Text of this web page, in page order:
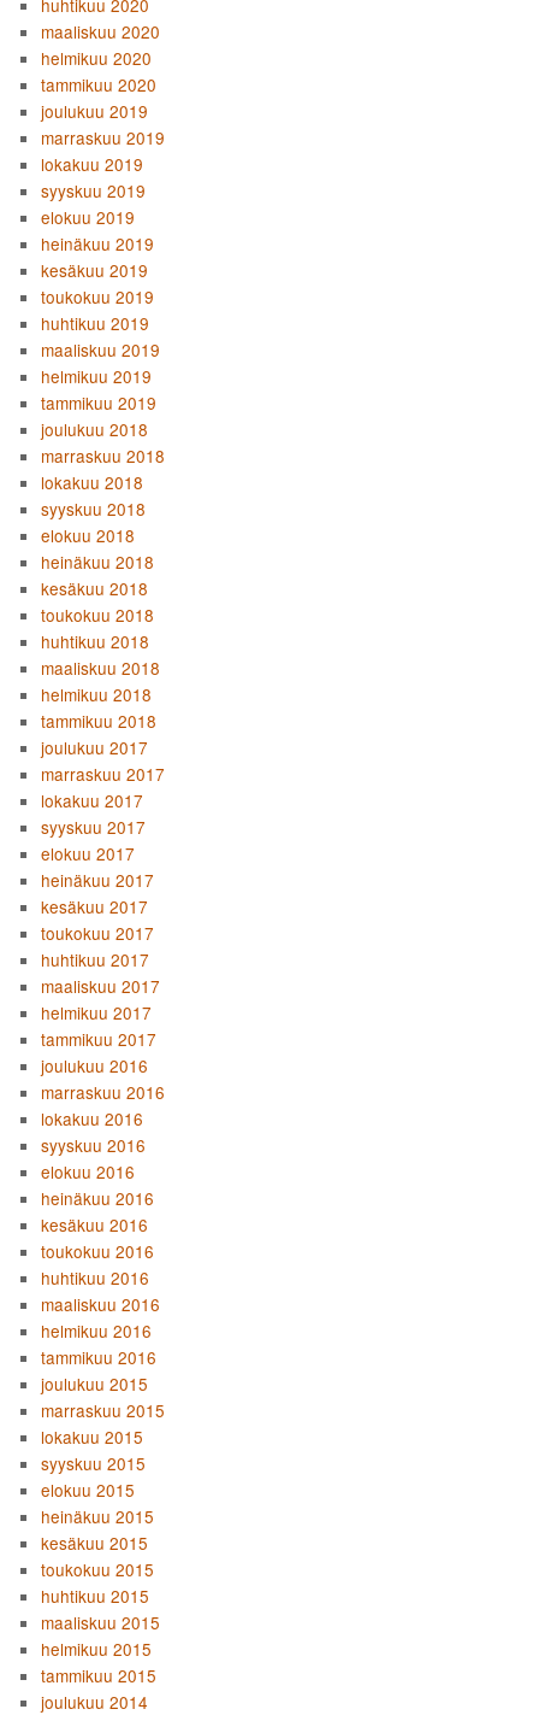
maaliskuu 2020
helmikuu 2020
tammikuu 2020
joulukuu 2019
marraskuu 2019
lokakuu 2019
syyskuu 2019
elokuu 2019
heinäkuu 2019
kesäkuu 2019
toukokuu 2019
huhtikuu 2019
maaliskuu 2019
helmikuu 2019
tammikuu 2019
joulukuu 2018
marraskuu 2018
lokakuu 2018
syyskuu 2018
elokuu 2018
heinäkuu 2018
kesäkuu 2018
toukokuu 2018
huhtikuu 2018
maaliskuu 2018
helmikuu 2018
tammikuu 2018
joulukuu 2017
marraskuu 2017
lokakuu 2017
syyskuu 2017
elokuu 2017
heinäkuu 2017
kesäkuu 2017
toukokuu 2017
huhtikuu 2017
maaliskuu 2017
helmikuu 2017
tammikuu 2017
joulukuu 2016
marraskuu 2016
lokakuu 2016
syyskuu 2016
elokuu 2016
heinäkuu 2016
kesäkuu 2016
toukokuu 2016
huhtikuu 2016
maaliskuu 2016
helmikuu 2016
tammikuu 2016
joulukuu 2015
marraskuu 2015
lokakuu 2015
syyskuu 2015
elokuu 2015
heinäkuu 2015
kesäkuu 2015
toukokuu 2015
huhtikuu 2015
maaliskuu 2015
helmikuu 2015
tammikuu 2015
joulukuu 2014